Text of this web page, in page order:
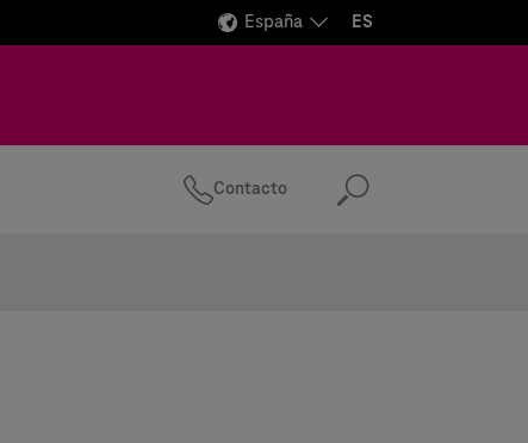
España ES
Contacto Buscar